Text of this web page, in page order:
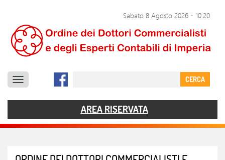
Sabato 8 Agosto 2026 - 10:20
CERCA
DOCUMENTI
COMUNICAZIONE
CONTATTI
AREA RISERVATA